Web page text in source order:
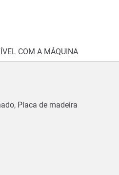
COM A MÁQUINA
Placa de madeira